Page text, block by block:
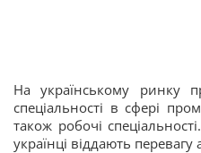
На українському ринку
спеціальності в сфері
також робочі
українці віддають